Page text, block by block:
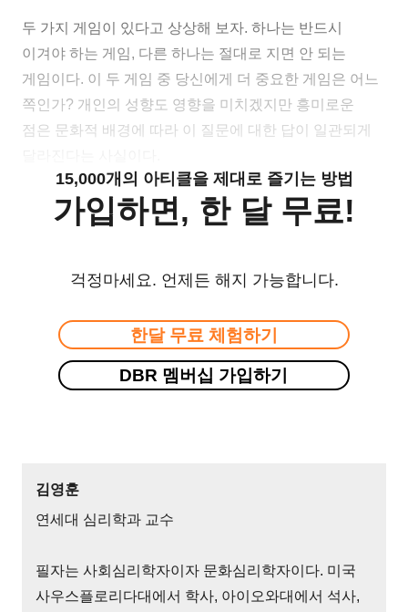
두 가지 게임이 있다고 상상해 보자. 하나는 반드시
이겨야 하는 게임, 다른 하나는 절대로 지면 안 되는
게임이다. 이 두 게임 중 당신에게 더 중요한 게임은 어느
쪽인가? 개인의 성향도 영향을 미치겠지만 흥미로운
점은 문화적 배경에 따라 이 질문에 대한 답이 일관되게
15,000개의 아티클을 제대로 즐기는 방법
가입하면, 한 달 무료!
걱정마세요. 언제든 해지 가능합니다.
한달 무료 체험하기
DBR 멤버십 가입하기
김영훈
연세대 심리학과 교수
필자는 사회심리학자이자 문화심리학자이다. 미국
사우스플로리다대에서 학사, 아이오와대에서 석사,